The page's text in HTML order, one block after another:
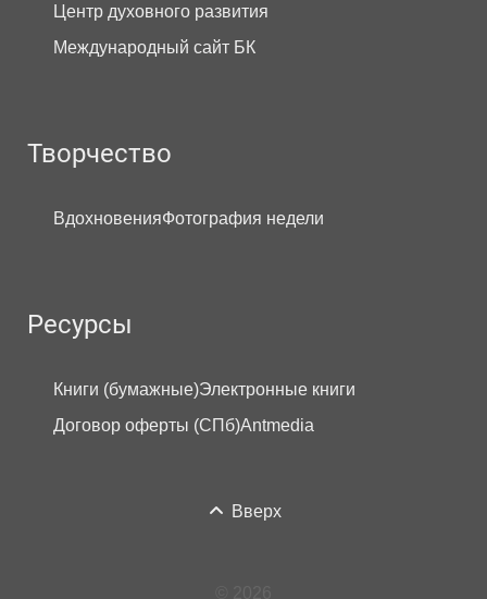
Центр духовного развития
Международный сайт БК
Творчество
ВдохновенияФотография недели
Ресурсы
Книги (бумажные)Электронные книги
Договор оферты (СПб)Antmedia
Вверх